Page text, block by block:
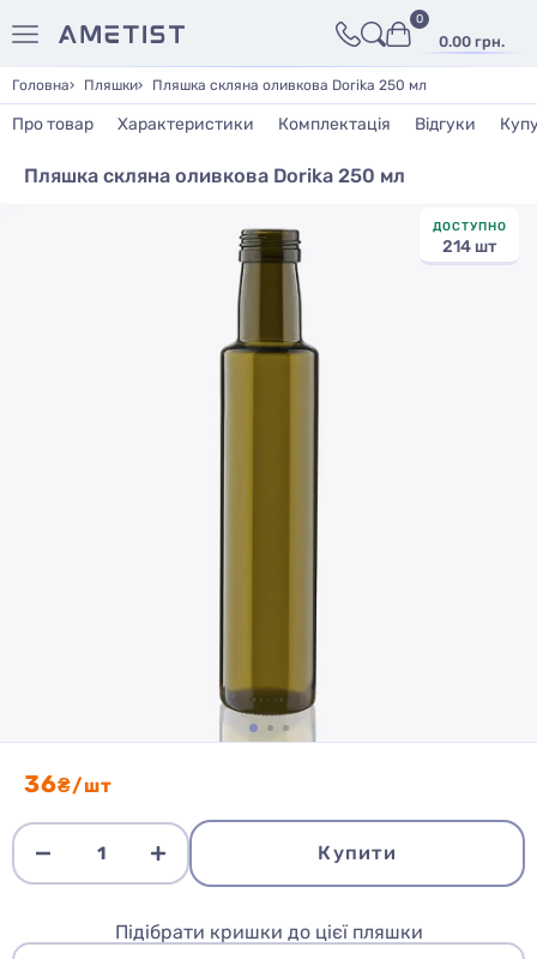
0.00 грн.
0
Головна Пляшки Пляшка скляна оливкова Dorika 250 мл
Про товар Характеристики Комплектація Відгуки
Пляшка скляна оливкова Dorika 250 мл
ДОСТУПНО
214 шт
36₴/шт
Купити
Підібрати кришки до цієї пляшки